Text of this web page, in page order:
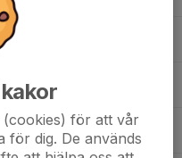
för att vår
för dig. De används